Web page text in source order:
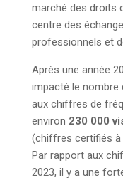
marché des droits
centre des
professionnels et
Après une année
impacté le nombre
aux chiffres de
environ 230 000
(chiffres certifiés à
Par rapport aux
2023, il y a une